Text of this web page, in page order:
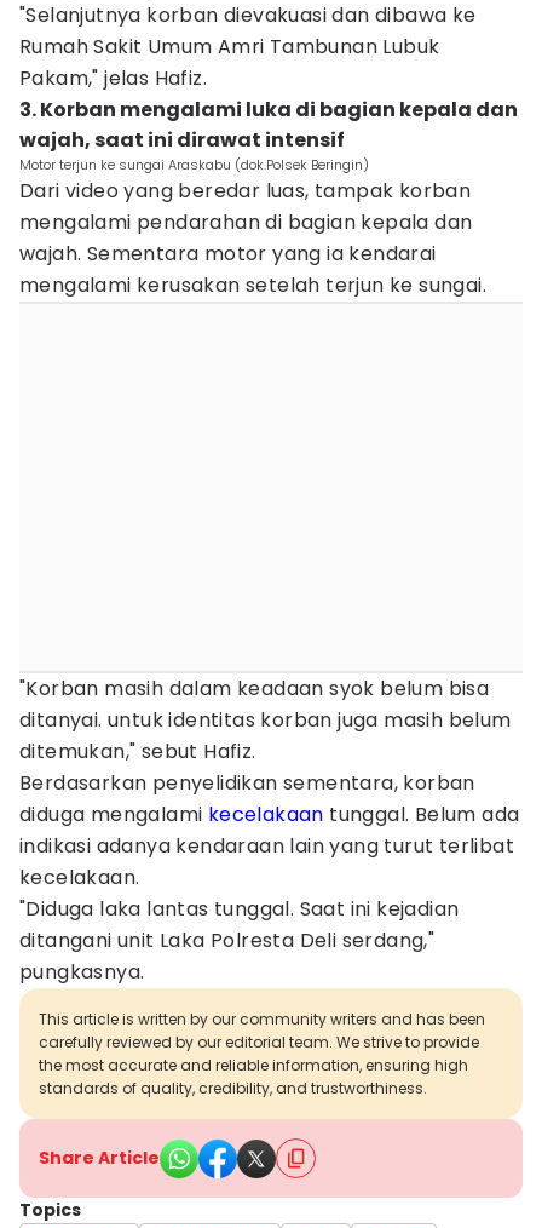
"Selanjutnya korban dievakuasi dan dibawa ke
Rumah Sakit Umum Amri Tambunan Lubuk
Pakam," jelas Hafiz.
3. Korban mengalami luka di bagian kepala dan
wajah, saat ini dirawat intensif
Motor terjun ke sungai Araskabu (dok.Polsek Beringin)
Dari video yang beredar luas, tampak korban
mengalami pendarahan di bagian kepala dan
wajah. Sementara motor yang ia kendarai
mengalami kerusakan setelah terjun ke sungai.
"Korban masih dalam keadaan syok belum bisa
ditanyai. untuk identitas korban juga masih belum
ditemukan," sebut Hafiz.
Berdasarkan penyelidikan sementara, korban
diduga mengalami kecelakaan tunggal. Belum ada
indikasi adanya kendaraan lain yang turut terlibat
kecelakaan.
"Diduga laka lantas tunggal. Saat ini kejadian
ditangani unit Laka Polresta Deli serdang,"
pungkasnya.
This article is written by our community writers and has been
carefully reviewed by our editorial team. We strive to provide
the most accurate and reliable information, ensuring high
standards of quality, credibility, and trustworthiness.
Share Article
Topics